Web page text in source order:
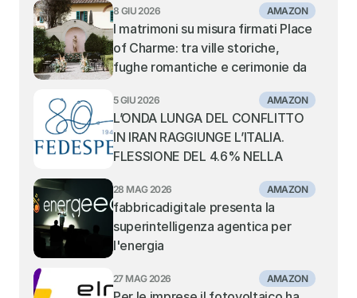
8 GIU 2026 AMAZON
I matrimoni su misura firmati Place
of Charme: tra ville storiche,
fughe romantiche e cerimonie da
5 GIU 2026 AMAZON
L’ONDA LUNGA DEL CONFLITTO
IN IRAN RAGGIUNGE L’ITALIA.
FLESSIONE DEL 4.6% NELLA
CONTAINER NEI PORTI ITALIANI.
TIENE IL TRANSHIPMENT, IN
SOFFERENZA I PORTI GATEWAY
DEL MEDITERRANEO CENTRALE
E ORIENTALE
28 MAG 2026 AMAZON
fabbricadigitale presenta la
superintelligenza agentica per
l'energia
27 MAG 2026 AMAZON